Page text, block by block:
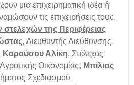
μια επιχειρηματική ιδέα ή
τις επιχειρήσεις τους.
της Περιφέρειας
, Διευθυντής Διεύθυνσης
Καρούσου Αλίκη, Στέλεχος
Οικονομίας, Μπίλιος
Σχεδιασμού